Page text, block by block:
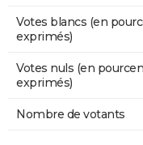
Votes blancs (en
exprimés)
Votes nuls (en
exprimés)
Nombre de votants